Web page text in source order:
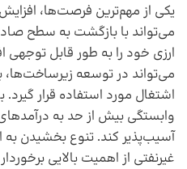
یکی از مهم‌ترین فرصت‌ها،
می‌تواند با بازگشت به سطح
ارزی خود را به طور قابل توجهی
می‌تواند در توسعه
اشتغال مورد استفاده قرار
وابستگی بیش از حد به
آسیب‌پذیر کند. تنوع بخشیدن
غیرنفتی از اهمیت بالایی